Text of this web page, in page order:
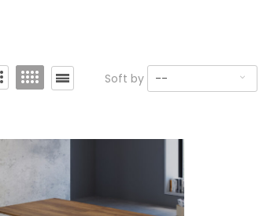
Soft by --